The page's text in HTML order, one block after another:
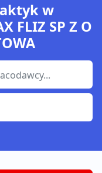
w
FLIZ SP Z O